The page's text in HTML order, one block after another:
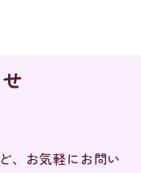
、お気軽にお問い